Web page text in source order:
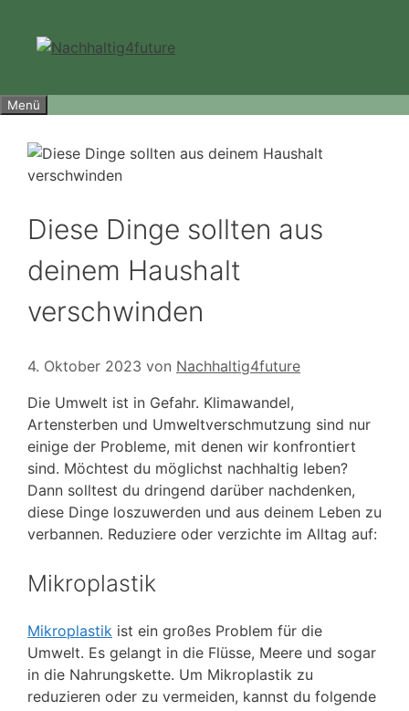
springen
Menü
Diese Dinge sollten aus
deinem Haushalt
verschwinden
4. Oktober 2023 von Nachhaltig4future
Die Umwelt ist in Gefahr. Klimawandel,
Artensterben und Umweltverschmutzung sind nur
einige der Probleme, mit denen wir konfrontiert
sind. Möchtest du möglichst nachhaltig leben?
Dann solltest du dringend darüber nachdenken,
diese Dinge loszuwerden und aus deinem Leben zu
verbannen. Reduziere oder verzichte im Alltag auf:
Mikroplastik
Mikroplastik ist ein großes Problem für die
Umwelt. Es gelangt in die Flüsse, Meere und sogar
in die Nahrungskette. Um Mikroplastik zu
reduzieren oder zu vermeiden, kannst du folgende